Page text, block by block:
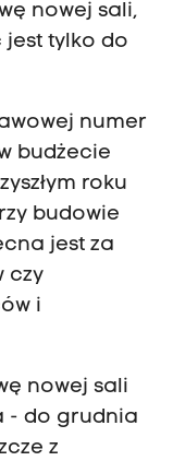
nowej sali,
tylko do
numer
budżecie
roku
budowie
jest za
czy
i
nowej sali
- do grudnia
z